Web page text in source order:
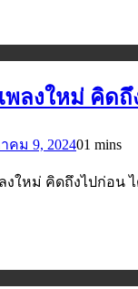
พลงใหม่ คิ
คม 9, 202401 mins
ลงใหม่ คิดถึงไปก่อน